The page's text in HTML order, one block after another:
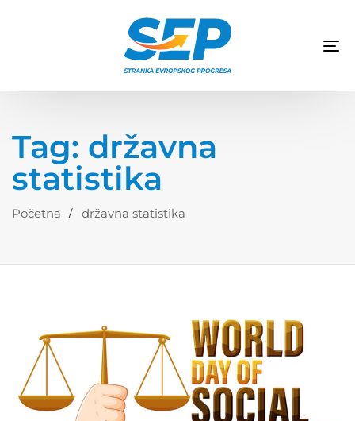
Tag: državna
statistika
Početna državna statistika